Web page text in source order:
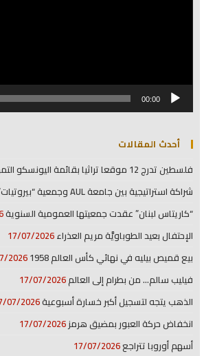
00:00
أحدث المقالات
فلسطين تدرج 12 موقعا تراثيا بقائمة اليونسكو التمهيدية
شراكة استراتيجية بين جامعة AUL وجمعية “بيروتيات”
“كاريتاس لبنان” عقدت جمعيتها العمومية السنوية
الإحتفال بعيد الطوباويَّة مريم العذراء17/07/2026
بيع قميص بيليه في نهائي كأس العالم 1958
2026
فيليب سالم… من بطرام إلى العالم17/07/2026
الذهب يتجه لتسجيل أكبر خسارة أسبوعية07/2026
انخفاض حركة العبور بمضيق هرمز17/07/2026
أسهم أوروبا تتراجع17/07/2026